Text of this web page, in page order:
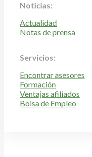
Noticias:
Actualidad
Notas de prensa
Servicios:
Encontrar asesores
Formación
Ventajas afiliados
Bolsa de Empleo